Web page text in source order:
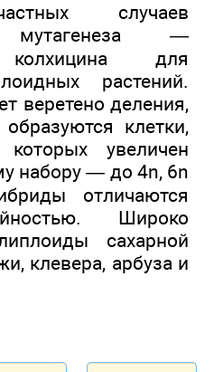
случаев
мутагенеза —
колхицина для
растений.
веретено деления,
клетки,
увеличен
набору — до 4n, 6n
отличаются
Широко
сахарной
клевера, арбуза и